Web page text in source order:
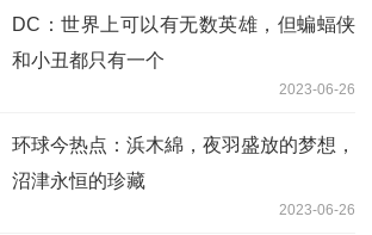
DC：世界上可以有无数英雄，但蝙蝠侠
和小丑都只有一个
2023-06-26
环球今热点：浜木綿，夜羽盛放的梦想，
沼津永恒的珍藏
2023-06-26